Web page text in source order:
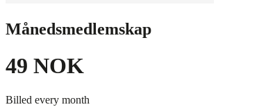
Månedsmedlemskap
49 NOK
Billed every month